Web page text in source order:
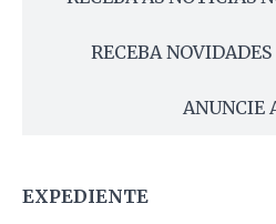
RECEBA
ANUNCIE
EXPEDIENTE